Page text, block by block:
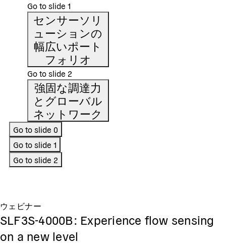
Go to slide 1
センサーソリ
ューションの
幅広いポート
フォリオ
Go to slide 2
強固な調達力
とグローバル
ネットワーク
Go to slide 0
Go to slide 1
Go to slide 2
ウェビナー
SLF3S-4000B: Experience flow sensing
on a new level